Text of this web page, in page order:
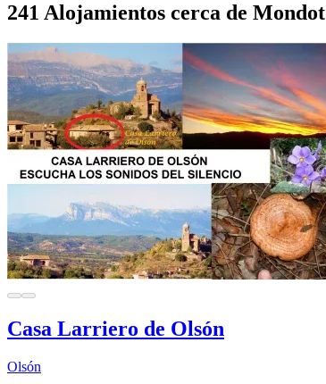
241 Alojamientos cerca de Mondot
Casa Larriero de Olsón
Olsón